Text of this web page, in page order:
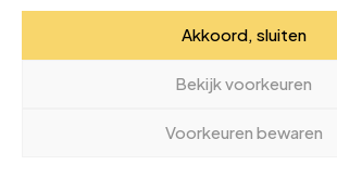
Akkoord, sluiten
Bekijk voorkeuren
Voorkeuren bewaren
Relevante